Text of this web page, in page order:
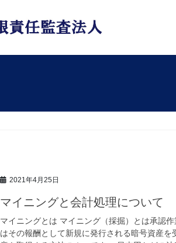
2021年4月25日
マイニングと会計処理について
マイニングとは マイニング（採掘）とは承認
はその報酬として新規に発行される暗号資産